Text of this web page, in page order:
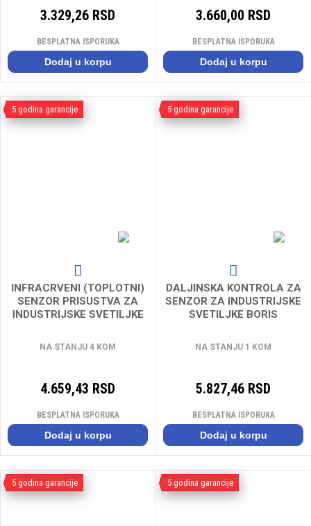
3.329,26 RSD
BESPLATNA ISPORUKA
Dodaj u korpu
3.660,00 RSD
BESPLATNA ISPORUKA
Dodaj u korpu
INFRACRVENI (TOPLOTNI)
SENZOR PRISUSTVA ZA
INDUSTRIJSKE SVETILJKE
NA STANJU 4 KOM
4.659,43 RSD
5 godina garancije
BESPLATNA ISPORUKA
Dodaj u korpu
DALJINSKA KONTROLA ZA
SENZOR ZA INDUSTRIJSKE
SVETILJKE BORIS
NA STANJU 1 KOM
5.827,46 RSD
5 godina garancije
BESPLATNA ISPORUKA
Dodaj u korpu
5 godina garancije 5 godina garancije